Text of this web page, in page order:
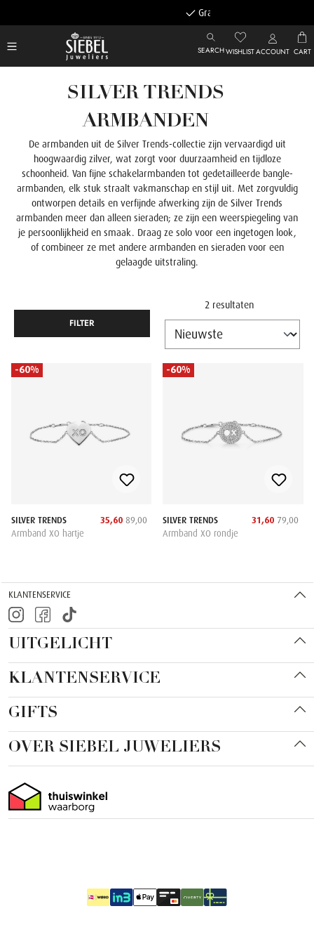
Gratis achteraf betalen
SEARCHWISHLISTACCOUNT CART
SILVER TRENDS
ARMBANDEN
De armbanden uit de Silver Trends-collectie zijn vervaardigd uit
hoogwaardig zilver, wat zorgt voor duurzaamheid en tijdloze
schoonheid. Van fijne schakelarmbanden tot gedetailleerde bangle-
armbanden, elk stuk straalt vakmanschap en stijl uit. Met zorgvuldig
ontworpen details en verfijnde afwerking zijn de Silver Trends
armbanden meer dan alleen sieraden; ze zijn een weerspiegeling van
je persoonlijkheid en smaak. Draag ze solo voor een ingetogen look,
of combineer ze met andere armbanden en sieraden voor een
gelaagde uitstraling.
FILTER
2 resultaten
-60%
SILVER TRENDS
Armband XO hartje
35,60 89,00
-60%
SILVER TRENDS
Armband XO rondje
31,60 79,00
KLANTENSERVICE
UITGELICHT
KLANTENSERVICE
GIFTS
OVER SIEBEL JUWELIERS